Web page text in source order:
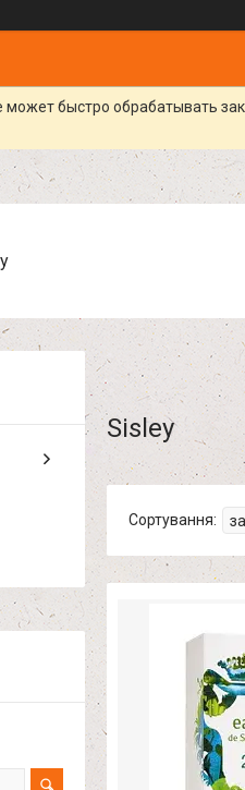
может быстро обрабатывать
Sisley